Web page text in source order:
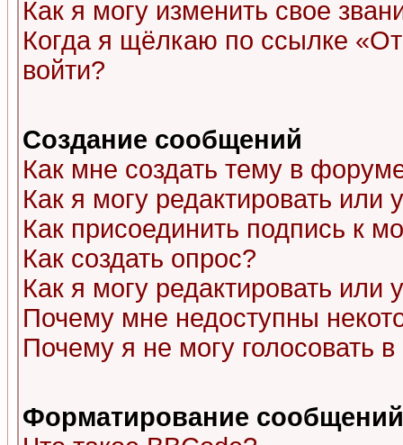
Как я могу изменить свое
Когда я щёлкаю по ссылке
войти?
Создание сообщений
Как мне создать тему в
Как я могу редактировать или
Как присоединить подпись к
Как создать опрос?
Как я могу редактировать или
Почему мне недоступны
Почему я не могу голосовать
Форматирование